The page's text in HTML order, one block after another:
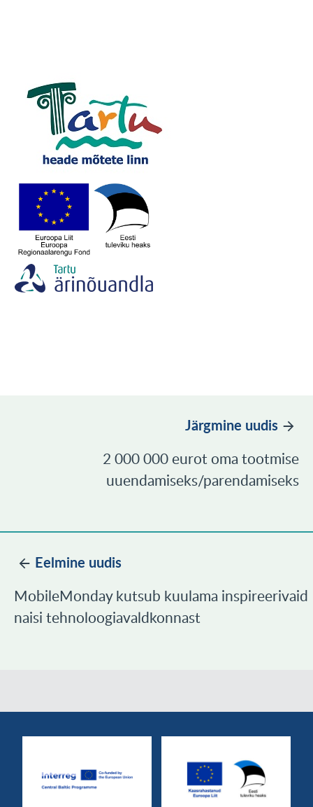
Järgmine uudis
2 000 000 eurot oma tootmise
uuendamiseks/parendamiseks
Eelmine uudis
MobileMonday kutsub kuulama inspireerivaid
naisi tehnoloogiavaldkonnast